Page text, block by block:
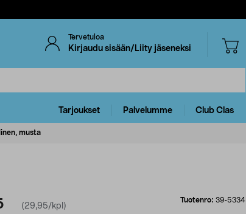
Tervetuloa
Kirjaudu sisään/Liity jäseneksi
Tarjoukset Palvelumme Club Clas
musta
(29,95/kpl)
Tuotenro: 39-5334